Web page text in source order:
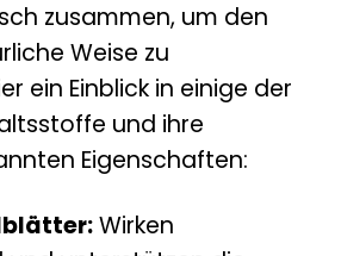
zusammen, um den
Weise zu
ein Einblick in einige der
und ihre
Eigenschaften:
Wirken